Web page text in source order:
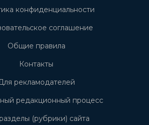
конфиденциальности
соглашение
Общие правила
Контакты
рекламодателей
редакционный процесс
(рубрики) сайта